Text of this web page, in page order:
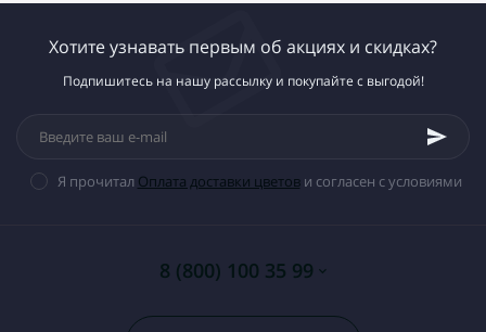
Хотите узнавать первым об акциях и скидках?
Подпишитесь на нашу рассылку и покупайте с выгодой!
Я прочитал Оплата доставки цветови согласен с условиями
8 (800) 100 35 99